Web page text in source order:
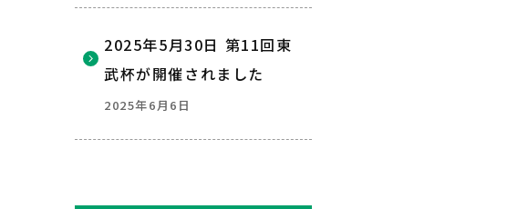
2025年5月30日 第11回東
武杯が開催されました
2025年6月6日